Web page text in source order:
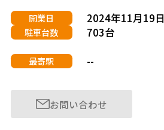
開業日 2024年11月19日
駐車台数 703台
最寄駅 --
お問い合わせ